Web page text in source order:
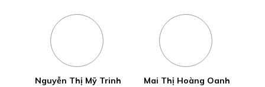
Nguyễn Thị Mỹ Trinh
Mai Thị Hoàng Oanh